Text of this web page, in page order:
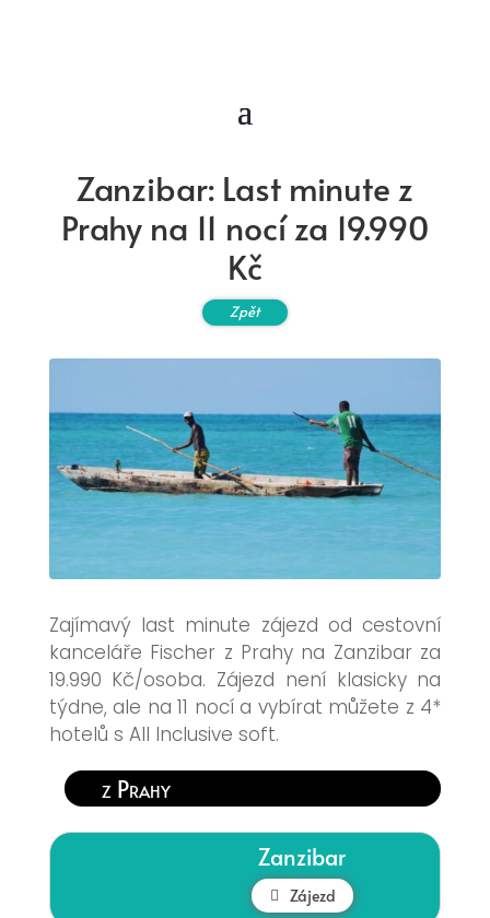
Zanzibar: Last minute z
Prahy na 11 nocí za 19.990
Kč
Zpět
Zajímavý last minute zájezd od cestovní
kanceláře Fischer z Prahy na Zanzibar za
19.990 Kč/osoba. Zájezd není klasicky na
týdne, ale na 11 nocí a vybírat můžete z 4*
hotelů s All Inclusive soft.
z Prahy
Zanzibar
Zájezd